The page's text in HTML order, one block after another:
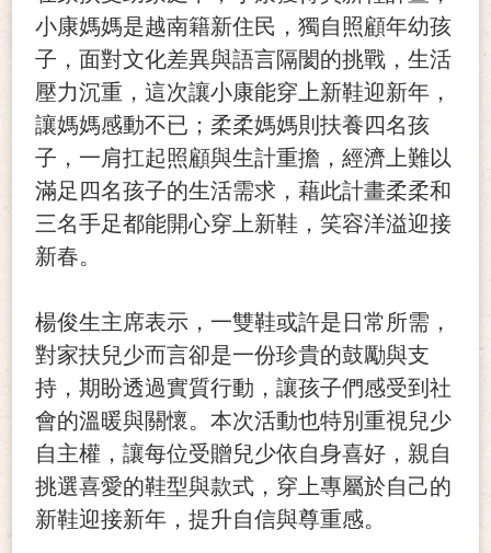
小康媽媽是越南籍新住民，獨自照顧年幼孩
子，面對文化差異與語言隔閡的挑戰，生活
壓力沉重，這次讓小康能穿上新鞋迎新年，
讓媽媽感動不已；柔柔媽媽則扶養四名孩
子，一肩扛起照顧與生計重擔，經濟上難以
滿足四名孩子的生活需求，藉此計畫柔柔和
三名手足都能開心穿上新鞋，笑容洋溢迎接
新春。
楊俊生主席表示，一雙鞋或許是日常所需，
對家扶兒少而言卻是一份珍貴的鼓勵與支
持，期盼透過實質行動，讓孩子們感受到社
會的溫暖與關懷。本次活動也特別重視兒少
自主權，讓每位受贈兒少依自身喜好，親自
挑選喜愛的鞋型與款式，穿上專屬於自己的
新鞋迎接新年，提升自信與尊重感。